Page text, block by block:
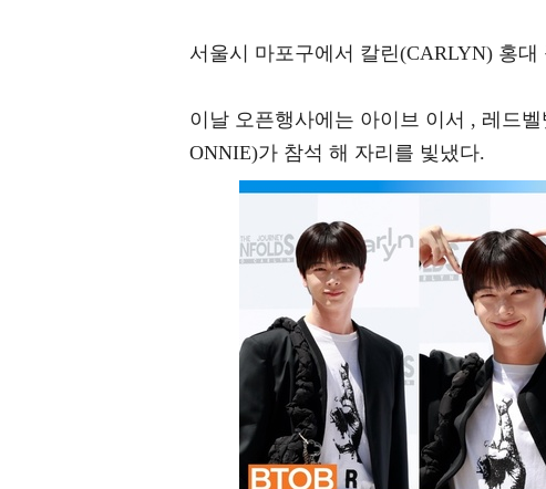
서울시 마포구에서 칼린(CARLYN) 홍
이날 오픈행사에는 아이브 이서 , 레드
ONNIE)가 참석 해 자리를 빛냈다.